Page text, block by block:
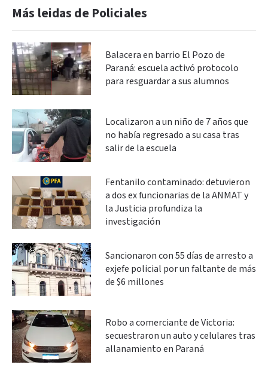
Más leidas de Policiales
Balacera en barrio El Pozo de
Paraná: escuela activó protocolo
para resguardar a sus alumnos
Localizaron a un niño de 7 años que
no había regresado a su casa tras
salir de la escuela
Fentanilo contaminado: detuvieron
a dos ex funcionarias de la ANMAT y
la Justicia profundiza la
investigación
Sancionaron con 55 días de arresto a
exjefe policial por un faltante de más
de $6 millones
Robo a comerciante de Victoria:
secuestraron un auto y celulares tras
allanamiento en Paraná